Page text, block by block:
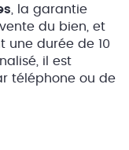
, la garantie
du bien, et
une durée de 10
il est
téléphone ou de